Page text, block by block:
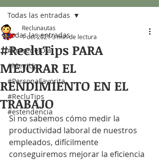
Todas las entradas
#FrasedelDía
#MeetUp
#PersonaFavorita
#RecluTips
#estendencia
Todas las entradas
#RecluTips PARA
MEJORAR EL
RENDIMIENTO EN EL
TRABAJO
Reclunautas
1 oct 20213 min de lectura
Si no sabemos cómo medir la
productividad laboral de nuestros
empleados, difícilmente
conseguiremos mejorar la eficiencia